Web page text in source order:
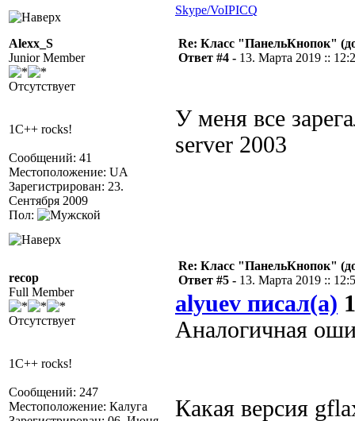
Skype/VoIPICQ
Alexx_S
Junior Member
Отсутствует
1C++ rocks!
Сообщений: 41
Местоположение: UA
Зарегистрирован: 23.
Сентября 2009
Пол:
Re: Класс "ПанельКнопок"
Ответ #4 - 13. Марта 2019 ::
У меня все
server 2003
recop
Full Member
Отсутствует
1C++ rocks!
Сообщений: 247
Местоположение: Калуга
Re: Класс "ПанельКнопок"
Ответ #5 - 13. Марта 2019 ::
alyuev писал(а)
Аналогичная
Какая версия